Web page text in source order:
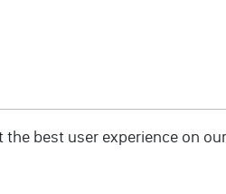
the best user experience on